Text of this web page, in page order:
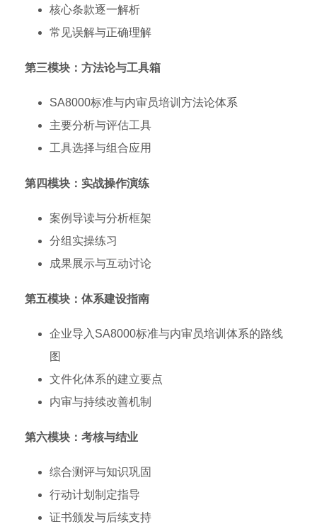
核心条款逐一解析
常见误解与正确理解
第三模块：方法论与工具箱
SA8000标准与内审员培训方法论体系
主要分析与评估工具
工具选择与组合应用
第四模块：实战操作演练
案例导读与分析框架
分组实操练习
成果展示与互动讨论
第五模块：体系建设指南
企业导入SA8000标准与内审员培训体系的路线
图
文件化体系的建立要点
内审与持续改善机制
第六模块：考核与结业
综合测评与知识巩固
行动计划制定指导
证书颁发与后续支持